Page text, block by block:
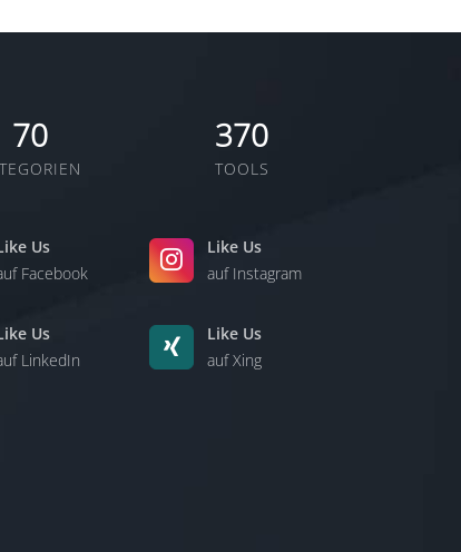
70 370
TOOLS
Us
Facebook
Like Us
auf Instagram
Us
LinkedIn
Like Us
auf Xing